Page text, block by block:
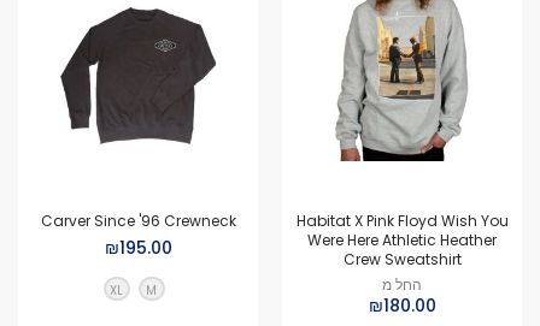
Habitat X Pink Floyd Wish You
Were Here Athletic Heather
Crew Sweatshirt
החל מ
₪180.00
Carver Since '96 Crewneck
₪195.00
M
XL